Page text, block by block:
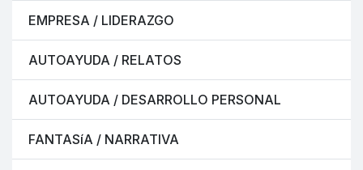
EMPRESA / LIDERAZGO
AUTOAYUDA / RELATOS
AUTOAYUDA / DESARROLLO PERSONAL
FANTASíA / NARRATIVA